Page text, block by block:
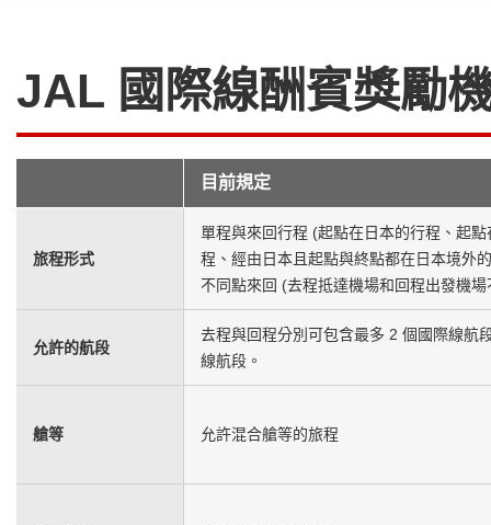
JAL 國際線酬賓獎勵
目前規定
旅程形式
單程與來回行程 (起點在日本的行程、起
程、經由日本且起點與終點都在日本境外
不同點來回 (去程抵達機場和回程出發機
允許的航段
去程與回程分別可包含最多 2 個國際線航
線航段。
艙等 允許混合艙等的旅程